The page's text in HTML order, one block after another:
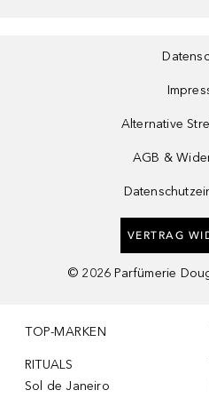
Alternative
AGB &
VERTRAG
© 2026 Parfümerie
TOP-MARKEN
RITUALS
Sol de Janeiro